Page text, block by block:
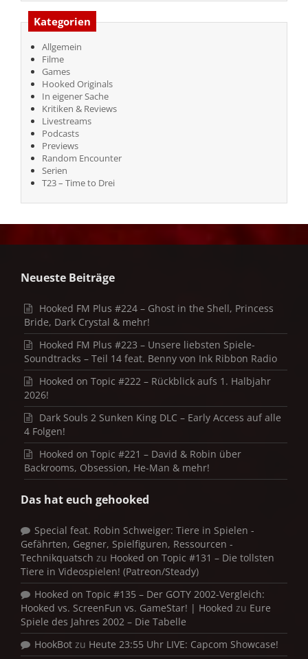
Kategorien
Allgemein
Filme
Games
Hooked Originals
In eigener Sache
Kritiken & Reviews
Livestreams
Podcasts
Previews
Random Encounter
Serien
T23 – Time to Drei
Neueste Beiträge
Hooked FM Plus #224 – Ghost in the Shell, Princess
Bride, Dark Crystal & mehr!
Hooked FM Plus #223 – Unsere liebsten Spiele-
Soundtracks – Teil 14 feat. Benny von Ink Ribbon Radio
Hooked on Topic #222 – Rückblick aufs 1. Halbjahr
2026!
Dark Souls 2 Sunken King DLC – Early Access auf alle
4 Folgen!
Hooked on Topic #221 – David & Robin über
Backrooms, Obsession, He-Man & mehr!
Das hat euch gehooked
Special feat. Robin Schweiger: Tiere in Spielen -
Gefährten, Gegner, Spielfiguren, Ressourcen -
Technikquatsch zu Hooked on Topic #131 – Die tollsten
Tiere in Videospielen! (Patreon/Steady)
Hooked on Topic #135 – Der GOTY 2002-Vergleich:
Hooked vs. ScreenFun vs. GameStar! | Hooked zu Eure
Spiele des Jahres 2002 – Die Tabelle
HookBot zu Heute 23:55 Uhr LIVE: Capcom Showcase!